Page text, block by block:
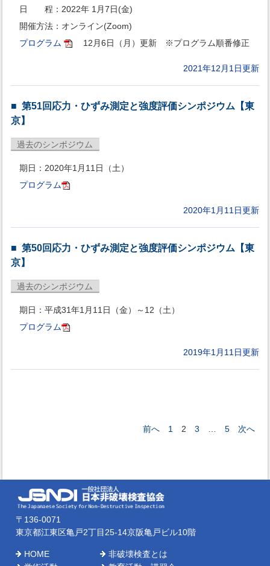
日 程：2022年 1月7日(金)
開催方法：オンライン(Zoom)
プログラム
12月6日（月）更新 ※プログラム順番修正
2021年12月1日更新
第51回応力・ひずみ測定と強度評価シンポジウム【東
京】
過去のシンポジウム
期日：2020年1月11日（土）
プログラム
2020年1月11日更新
第50回応力・ひずみ測定と強度評価シンポジウム【東
京】
過去のシンポジウム
期日：平成31年1月11日（金）～12（土）
プログラム
2019年1月11日更新
前へ 1 2 3 5 次へ
〒136-0071
東京都江東区亀戸2丁目25-14京阪亀戸ビル10階
HOME
非破壊検査とは